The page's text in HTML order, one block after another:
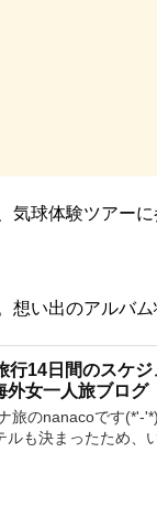
球体験ツアーに
い出のアルバム
行14日間のスケ
外女一人旅ブログ
旅のnanacoです(*'-
ルも決まったため、